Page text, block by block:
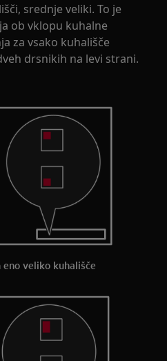
srednje veliki. To je
ob vklopu kuhalne
za vsako kuhališče
drsnikih na levi strani.
eno veliko kuhališče